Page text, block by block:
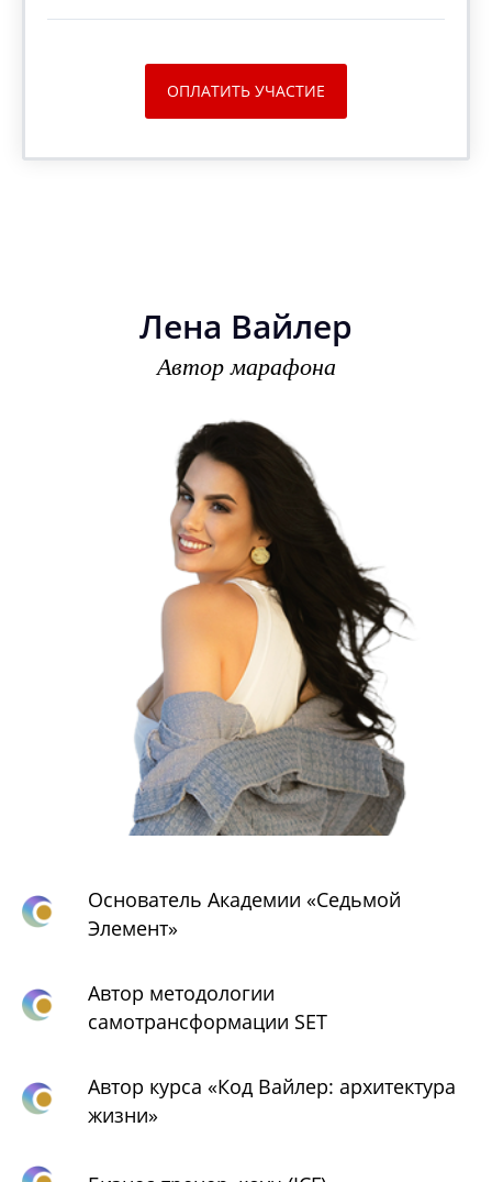
ОПЛАТИТЬ УЧАСТИЕ
Лена Вайлер
Автор марафона
Основатель Академии «Седьмой
Элемент»
Автор методологии
самотрансформации SET
Автор курса «Код Вайлер: архитектура
жизни»